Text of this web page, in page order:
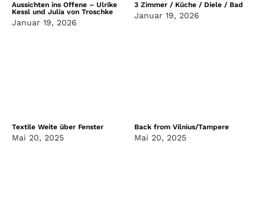
Aussichten ins Offene – Ulrike
Kessl und Julia von Troschke
Januar 19, 2026
3 Zimmer / Küche / Diele / Bad
Januar 19, 2026
Textile Weite über Fenster
Mai 20, 2025
Back from Vilnius/Tampere
Mai 20, 2025